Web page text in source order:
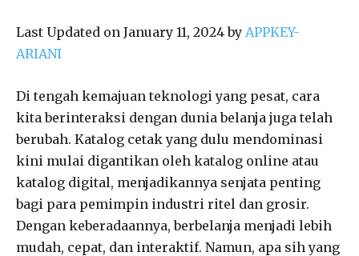
Last Updated on January 11, 2024 by APPKEY-
ARIANI
Di tengah kemajuan teknologi yang pesat, cara
kita berinteraksi dengan dunia belanja juga telah
berubah. Katalog cetak yang dulu mendominasi
kini mulai digantikan oleh katalog online atau
katalog digital, menjadikannya senjata penting
bagi para pemimpin industri ritel dan grosir.
Dengan keberadaannya, berbelanja menjadi lebih
mudah, cepat, dan interaktif. Namun, apa sih yang